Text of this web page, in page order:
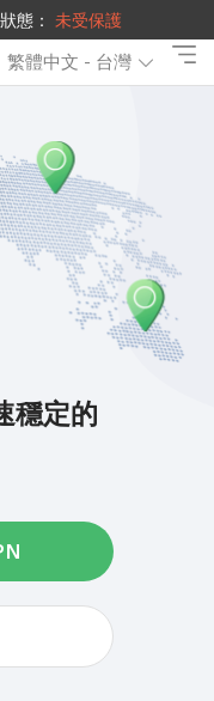
態： 未受保護
繁體中文 - 台灣
穩定的